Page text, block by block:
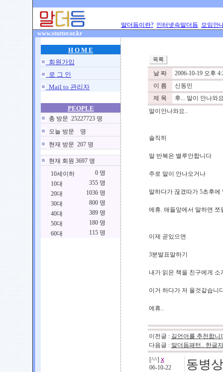
말더듬이란? 인터넷속말더듬 모임안
www.stutter.or.kr
H O M E
회원가입
로 그 인
Mail to 관리자
PEOPLE
총 방문 25227723 명
오늘 방문 명
현재 방문 207 명
현재 회원 3697 명
10세이하
0 명
10대
355 명
20대
1036 명
30대
800 명
40대
389 명
50대
180 명
60대
115 명
날 짜
2006-10-19 오후
이 름
신동민
제 목
후... 말이 안나와
말이안나와요..
솔직히
말 반복은 별루안합니다
주로 말이 안나오거나
말하다가 끊겼따가 5초후에
에휴. 애들앞에서 말하면 쪼
이제 곧있으면
3분발표말하기
내가 읽은 책을 친구에게 소
이거 하다가 저 울것같습니
에휴..
이전글 : 길언어를 추천합니
다음글 : 말더듬패턴.. 한글
[^^] ⅹ
06-10-22
동병